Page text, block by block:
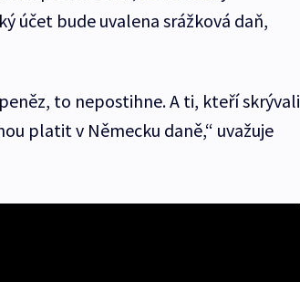
účet bude uvalena srážková daň,
to nepostihne. A ti, kteří skrývali
platit v Německu daně,“ uvažuje